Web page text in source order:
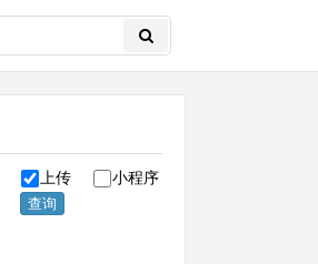
上传
小程序